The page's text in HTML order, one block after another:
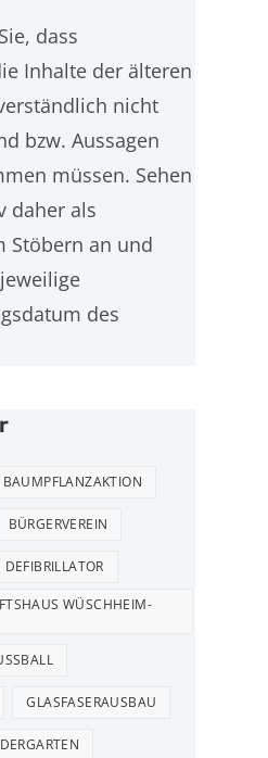
dass
Inhalte der älteren
nicht
bzw. Aussagen
müssen. Sehen
daher als
Stöbern an und
des
BAUMPFLANZAKTION
BÜRGERVEREIN
DEFIBRILLATOR
WÜSCHHEIM-
GLASFASERAUSBAU